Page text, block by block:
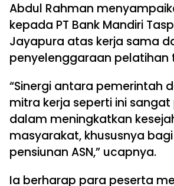
Abdul Rahman
kepada PT Bank Mandiri
Jayapura atas kerja sama
penyelenggaraan pelatihan
“Sinergi antara pemerintah
mitra kerja seperti ini
dalam meningkatkan
masyarakat, khususnya
pensiunan ASN,” ucapnya.
Ia berharap para peserta